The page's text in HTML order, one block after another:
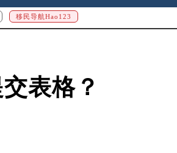
移民导航Hao123
表格？